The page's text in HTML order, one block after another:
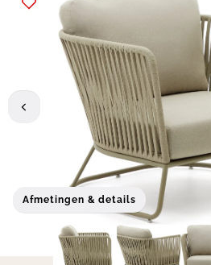
Afmetingen & details